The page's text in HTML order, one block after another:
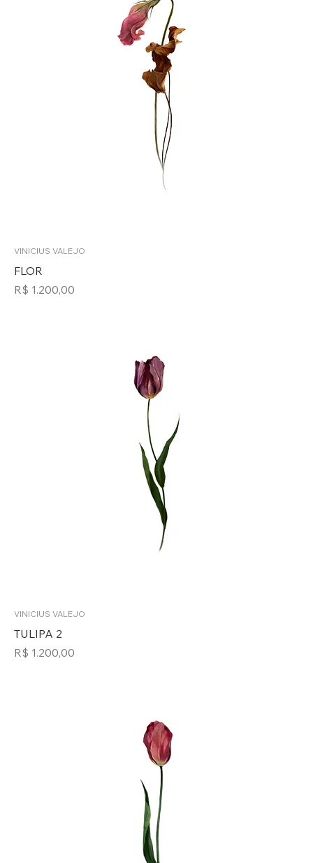
VINICIUS VALEJO
FLOR
Preço
R$ 1.200,00
VINICIUS VALEJO
TULIPA 2
Preço
R$ 1.200,00